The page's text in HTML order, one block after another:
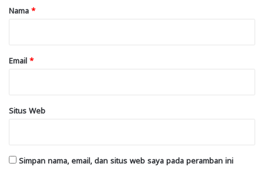
rNama *
Email *
Situs Web
Simpan nama, email, dan situs web saya pada peramban ini